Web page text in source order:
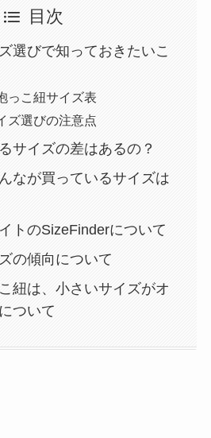
目次
選びで知っておきたいこ
っこ紐サイズ表
ズ選びの注意点
サイズの差はあるの？
なが買っているサイズは
トのSizeFinderについて
の傾向について
紐は、小さいサイズがオ
ついて